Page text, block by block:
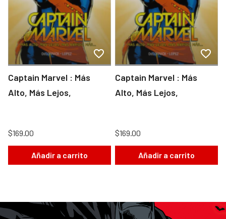
Captain Marvel : Más
Alto, Más Lejos,
$169.00
Añadir a carrito
Captain Marvel : Más
Alto, Más Lejos,
$169.00
Añadir a carrito